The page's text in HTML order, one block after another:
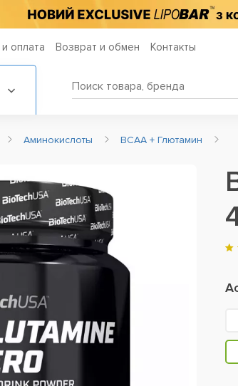
оплата Возврат и обмен Контакты
Аминокислоты BCAA + Глютамин